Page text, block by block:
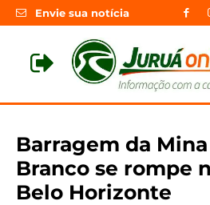
Envie sua notícia
Barragem da
Branco se rompe
Belo Horizonte